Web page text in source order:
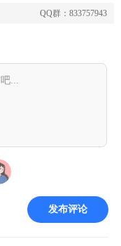
QQ群：833757943
发布评论